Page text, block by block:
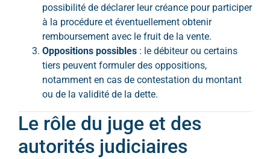
possibilité de déclarer leur créance pour participer
à la procédure et éventuellement obtenir
remboursement avec le fruit de la vente.
Oppositions possibles : le débiteur ou certains
tiers peuvent formuler des oppositions,
notamment en cas de contestation du montant
ou de la validité de la dette.
Le rôle du juge et des
autorités judiciaires